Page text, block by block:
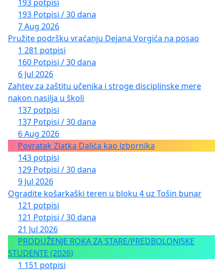
193 potpisi
193 Potpisi / 30 dana
7 Aug 2026
Pružite podršku vraćanju Dejana Vorgića na posao
1 281 potpisi
160 Potpisi / 30 dana
6 Jul 2026
Zahtev za zaštitu učenika i stroge disciplinske mere
nakon nasilja u školi
137 potpisi
137 Potpisi / 30 dana
6 Aug 2026
Povratak Zlatka Dalića kao izbornika
143 potpisi
129 Potpisi / 30 dana
9 Jul 2026
Ogradite košarkaški teren u bloku 4 uz Tošin bunar
121 potpisi
121 Potpisi / 30 dana
21 Jul 2026
PRODUŽENJE ROKA ZA STARE/PREDBOLONJSKE
STUDENTE (2026)
1 151 potpisi